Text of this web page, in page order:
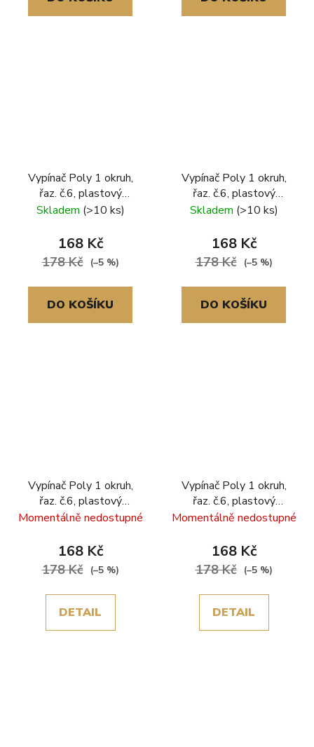
Vypínač Poly 1 okruh,
řaz. č.6, plastový
rámeček, bílá
Skladem (>10 ks)
168 Kč
178 Kč (–5 %)
DO KOŠÍKU
Vypínač Poly 1 okruh,
řaz. č.6, plastový
rámeček, černá
Skladem (>10 ks)
168 Kč
178 Kč (–5 %)
DO KOŠÍKU
Vypínač Poly 1 okruh,
řaz. č.6, plastový
rámeček, šedá
Momentálně nedostupné
168 Kč
178 Kč (–5 %)
DETAIL
Vypínač Poly 1 okruh,
řaz. č.6, plastový
rámeček, zlatá
Momentálně nedostupné
168 Kč
178 Kč (–5 %)
DETAIL